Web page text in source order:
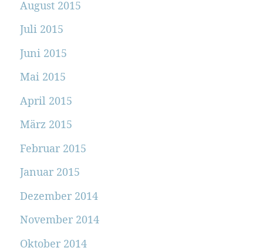
August 2015
Juli 2015
Juni 2015
Mai 2015
April 2015
März 2015
Februar 2015
Januar 2015
Dezember 2014
November 2014
Oktober 2014